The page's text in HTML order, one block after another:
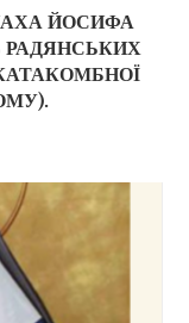
ЙОСИФА
РАДЯНСЬКИХ